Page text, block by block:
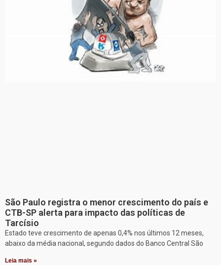
São Paulo registra o menor crescimento do país e
CTB-SP alerta para impacto das políticas de
Tarcísio
Estado teve crescimento de apenas 0,4% nos últimos 12 meses,
abaixo da média nacional, segundo dados do Banco Central São
Leia mais »